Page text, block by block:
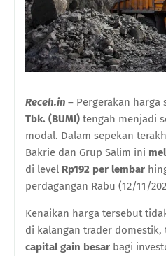
Receh.in – Pergerakan harga
Tbk. (BUMI) tengah menjadi
modal. Dalam sepekan
Bakrie dan Grup Salim ini
di level Rp192 per lembar
perdagangan Rabu (12/11/
Kenaikan harga tersebut
di kalangan trader
capital gain besar bagi